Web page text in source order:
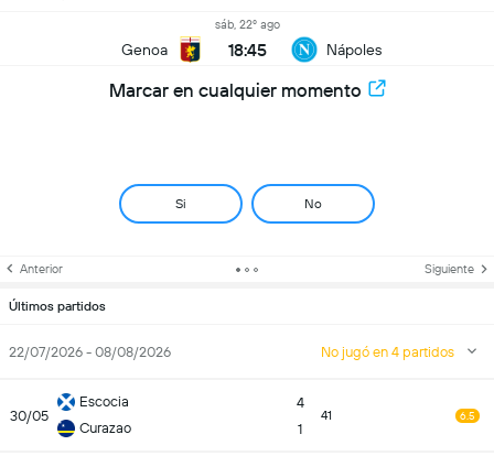
Genoa
sáb, 22º ago
18:45 Nápoles
Marcar en cualquier momento
Si No
Anterior Siguiente
Últimos partidos
22/07/2026 - 08/08/2026 No jugó en 4 partidos
30/05
Escocia
Curazao
4
1
41 6.5